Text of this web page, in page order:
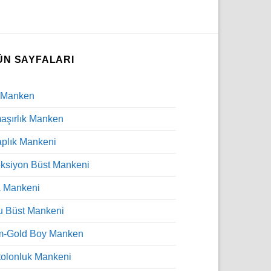
SAYFALARI
Manken
Mankeni
Büst Mankeni
Mankeni
Büst Mankeni
Gold Boy Manken
Mankeni